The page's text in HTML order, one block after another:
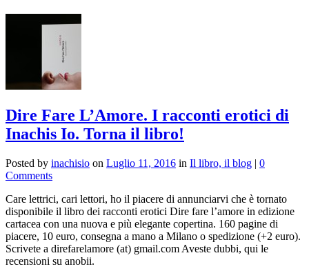
Dire Fare L’Amore. I racconti erotici di
Inachis Io. Torna il libro!
Posted by inachisio on Luglio 11, 2016 in Il libro, il blog | 0
Comments
Care lettrici, cari lettori, ho il piacere di annunciarvi che è tornato
disponibile il libro dei racconti erotici Dire fare l’amore in edizione
cartacea con una nuova e più elegante copertina. 160 pagine di
piacere, 10 euro, consegna a mano a Milano o spedizione (+2 euro).
Scrivete a direfarelamore (at) gmail.com Aveste dubbi, qui le
recensioni su anobii.